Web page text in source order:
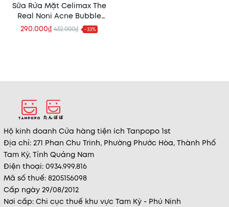
Sữa Rửa Mặt Celimax The
Real Noni Acne Bubble
Cleanser 155ml
290.000₫ 432.000₫ -33%
Hộ kinh doanh Cửa hàng tiện ích Tanpopo 1st
Địa chỉ: 271 Phan Chu Trinh, Phường Phước Hòa, Thành Phố
Tam Kỳ, Tỉnh Quảng Nam
Điện thoại: 0934.999.816
Mã số thuế: 8205156098
Cấp ngày 29/08/2012
Nơi cấp: Chi cục thuế khu vực Tam Kỳ - Phú Ninh